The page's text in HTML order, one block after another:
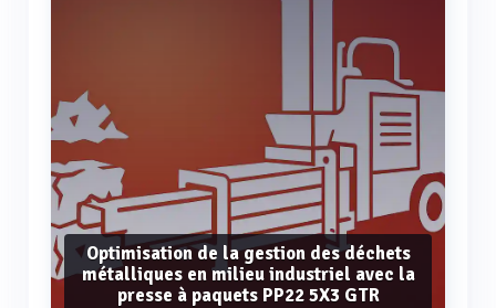
Optimisation de la gestion des déchets
métalliques en milieu industriel avec la
presse à paquets PP22 5X3 GTR